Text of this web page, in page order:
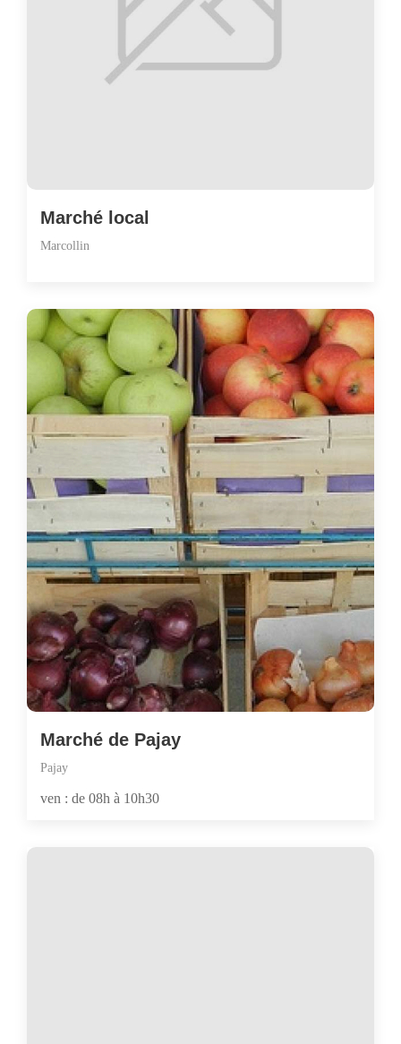
Marché local
Marcollin
Marché de Pajay
Pajay
ven : de 08h à 10h30